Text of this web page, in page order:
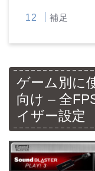
補足
ゲーム別に
向け – 全
イザー設定